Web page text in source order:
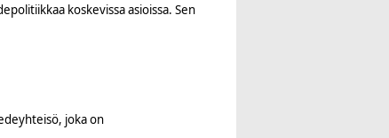
koskevissa asioissa. Sen
joka on